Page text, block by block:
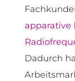
apparative
Dadurch